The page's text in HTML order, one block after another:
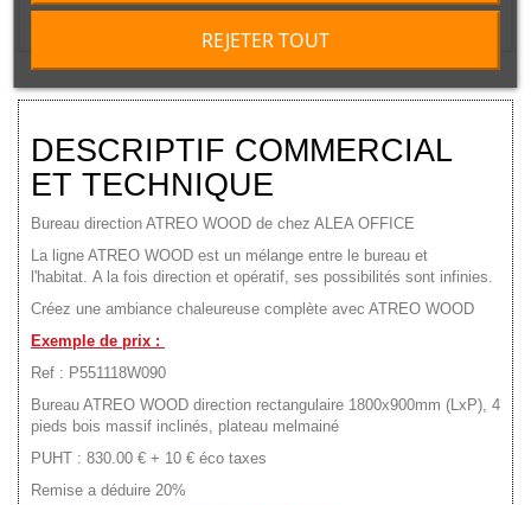
DESCRIPTIF COMMERCIAL
ET TECHNIQUE
Bureau direction ATREO WOOD de chez ALEA OFFICE
La ligne ATREO WOOD est un mélange entre le bureau et
l'habitat. A la fois direction et opératif, ses possibilités sont infinies.
Créez une ambiance chaleureuse complète avec ATREO WOOD
Exemple de prix :
Ref : P551118W090
Bureau ATREO WOOD direction rectangulaire 1800x900mm (LxP), 4
pieds bois massif inclinés, plateau melmainé
PUHT : 830.00 € + 10 € éco taxes
Remise a déduire 20%
REJETER TOUT